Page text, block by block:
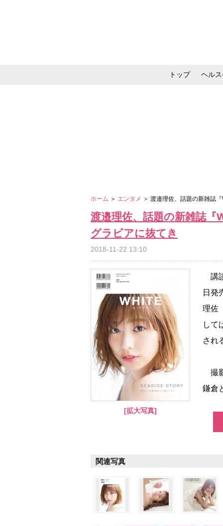
トップ ヘル
ホーム ＞ エンタメ ＞ 渡邉理佐、話題の新雑誌
渡邉理佐、話題の新雑誌
グラビアに抜てき
2018-11-22 13:10
[拡大写真]
講
日発
理佐
して
され
撮
鎌倉
関連写真